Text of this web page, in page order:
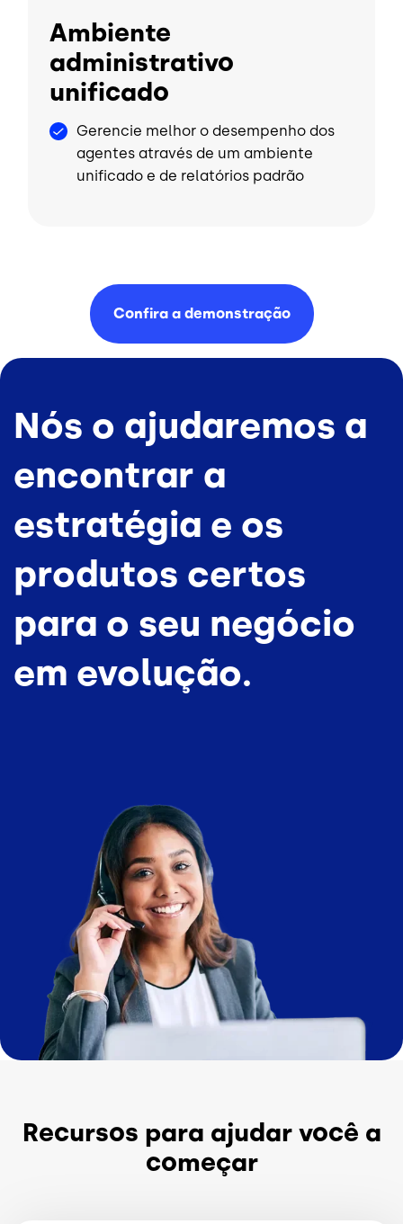
Ambiente
administrativo
unificado
Gerencie melhor o desempenho dos
agentes através de um ambiente
unificado e de relatórios padrão
Confira a demonstração
Nós o ajudaremos a
encontrar a
estratégia e os
produtos certos
para o seu negócio
em evolução.
Recursos para ajudar você a
começar